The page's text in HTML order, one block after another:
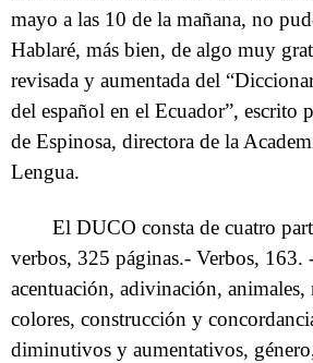
mayo a las 10 de la mañana, no
Hablaré, más bien, de algo muy
revisada y aumentada del
del español en el Ecuador”, escrito
de Espinosa, directora de la
Lengua.
El DUCO consta de cuatro
verbos, 325 páginas.- Verbos, 163.
acentuación, adivinación,
colores, construcción y
diminutivos y aumentativos,